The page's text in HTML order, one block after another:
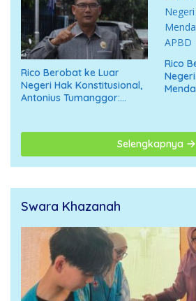
Rico Berobat ke Luar
Negeri Hak Konstitusional,
Antonius Tumanggor:
Rico
Selengkapnya
Swara Khazanah